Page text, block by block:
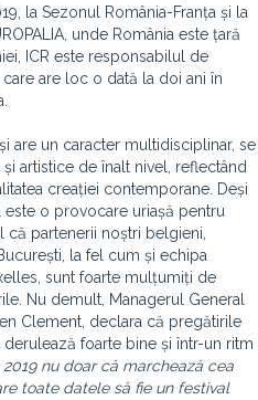
la Sezonul România-Franța și la
unde România este țară
ICR este responsabilul de
are loc o dată la doi ani în
are un caracter multidisciplinar, se
artistice de înalt nivel, reflectând
creației contemporane. Deși
este o provocare uriașă pentru
că partenerii noștri belgieni,
la fel cum și echipa
sunt foarte mulțumiți de
Nu demult, Managerul General
Clement, declara că pregătirile
derulează foarte bine și într-un ritm
nu doar că marchează cea
toate datele să fie un festival